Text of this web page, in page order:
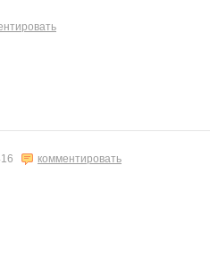
комментировать